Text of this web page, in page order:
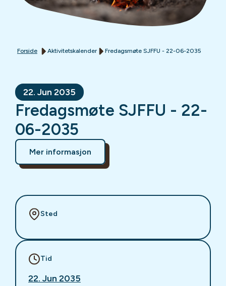
Forside Aktivitetskalender Fredagsmøte SJFFU - 22-06-2035
22. Jun 2035
Fredagsmøte SJFFU - 22-
06-2035
Mer informasjon
Sted
Tid
22. Jun 2035